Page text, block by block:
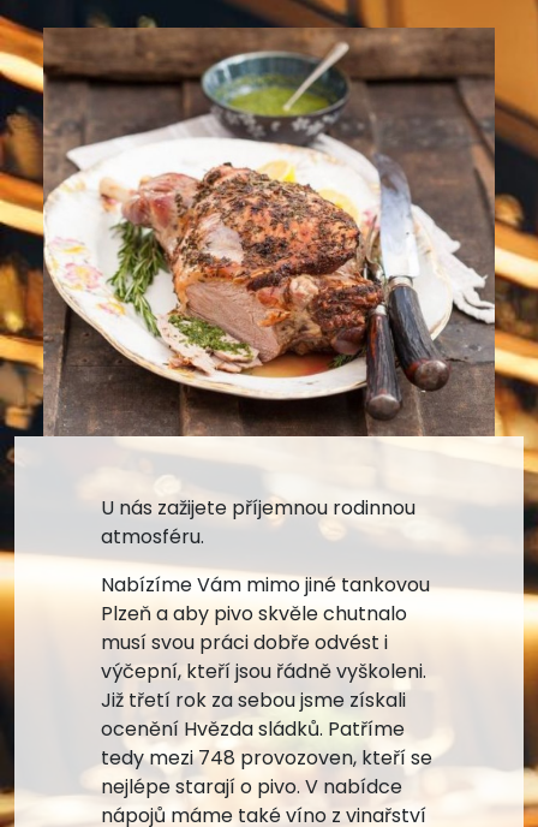
U nás zažijete příjemnou rodinnou
atmosféru.
Nabízíme Vám mimo jiné tankovou
Plzeň a aby pivo skvěle chutnalo
musí svou práci dobře odvést i
výčepní, kteří jsou řádně vyškoleni.
Již třetí rok za sebou jsme získali
ocenění Hvězda sládků. Patříme
tedy mezi 748 provozoven, kteří se
nejlépe starají o pivo. V nabídce
nápojů máme také víno z vinařství